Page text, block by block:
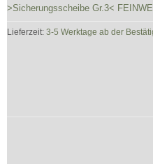
>Sicherungsscheibe Gr.3<
Lieferzeit: 3-5 Werktage ab der